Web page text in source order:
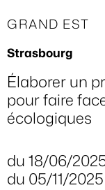
GRAND EST
Strasbourg
Élaborer un
pour faire
écologiques
du 18/06/
du 05/11/